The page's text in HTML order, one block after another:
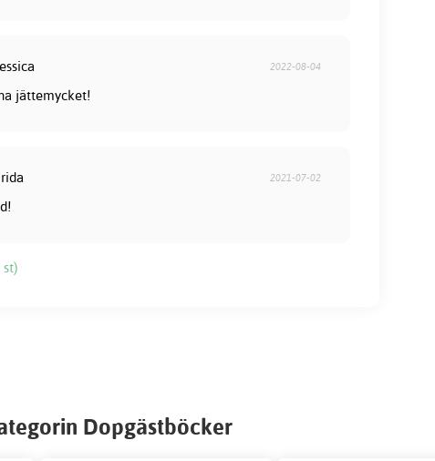
2022-08-04
jättemycket!
2021-07-02
Dopgästböcker